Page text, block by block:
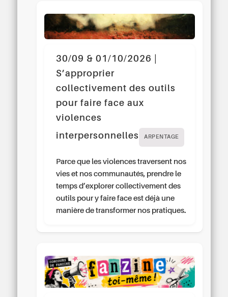
30/09 & 01/10/2026 |
S’approprier
collectivement des outils
pour faire face aux
violences
interpersonnelles
ARPENTAGE
Parce que les violences traversent nos
vies et nos communautés, prendre le
temps d’explorer collectivement des
outils pour y faire face est déjà une
manière de transformer nos pratiques.